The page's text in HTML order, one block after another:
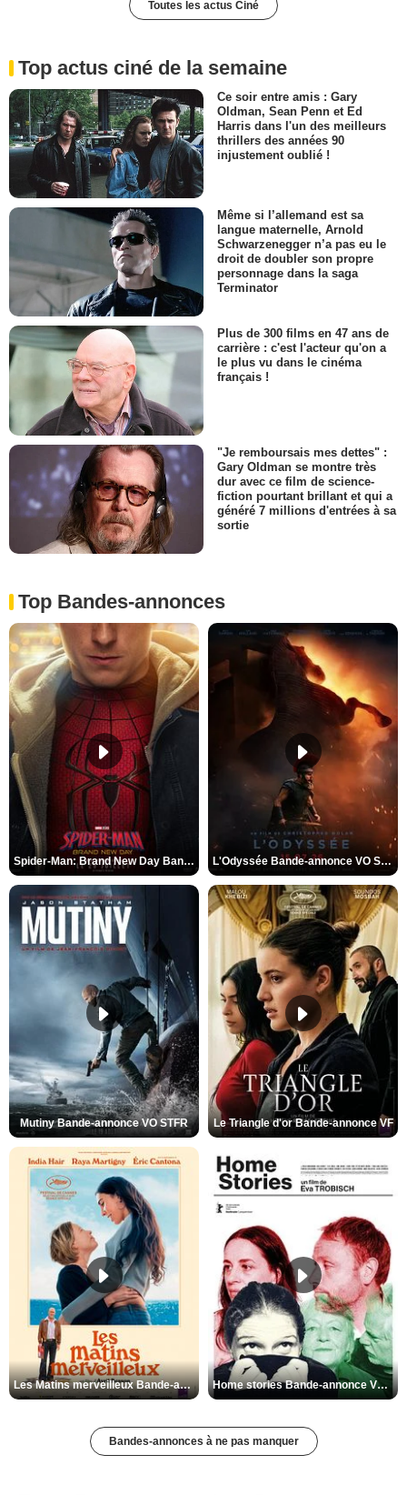
Toutes les actus Ciné
Top actus ciné de la semaine
Ce soir entre amis : Gary
Oldman, Sean Penn et Ed
Harris dans l'un des meilleurs
thrillers des années 90
injustement oublié !
Même si l’allemand est sa
langue maternelle, Arnold
Schwarzenegger n’a pas eu le
droit de doubler son propre
personnage dans la saga
Terminator
Plus de 300 films en 47 ans de
carrière : c'est l'acteur qu'on a
le plus vu dans le cinéma
français !
"Je remboursais mes dettes" :
Gary Oldman se montre très
dur avec ce film de science-
fiction pourtant brillant et qui a
généré 7 millions d'entrées à sa
sortie
Top Bandes-annonces
Spider-Man: Brand New Day Bande-annonce VO STFR L'Odyssée Bande-annonce VO STFR
Mutiny Bande-annonce VO STFR Le Triangle d'or Bande-annonce VF
Les Matins merveilleux Bande-annonce VF Home stories Bande-annonce VO STFR
Bandes-annonces à ne pas manquer